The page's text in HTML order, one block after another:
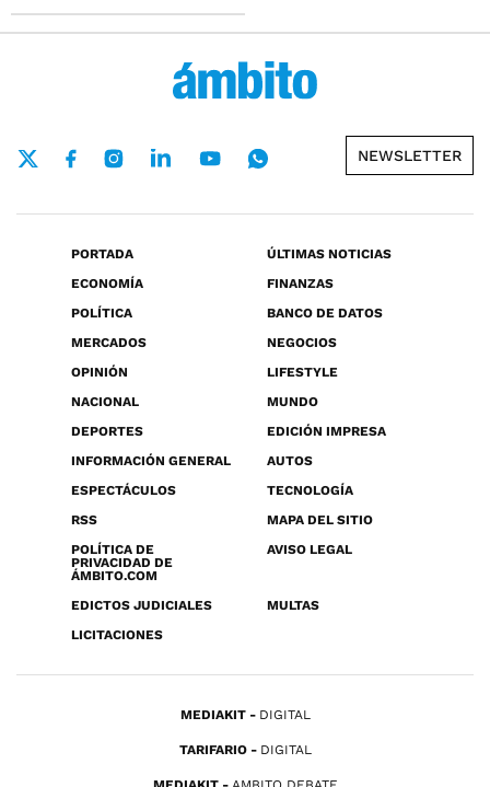
NEWSLETTER
PORTADA
ÚLTIMAS NOTICIAS
ECONOMÍA
FINANZAS
POLÍTICA
BANCO DE DATOS
MERCADOS
NEGOCIOS
OPINIÓN
LIFESTYLE
NACIONAL
MUNDO
DEPORTES
EDICIÓN IMPRESA
INFORMACIÓN GENERAL
AUTOS
ESPECTÁCULOS
TECNOLOGÍA
RSS
MAPA DEL SITIO
POLÍTICA DE
PRIVACIDAD DE
ÁMBITO.COM
AVISO LEGAL
EDICTOS JUDICIALES
MULTAS
LICITACIONES
MEDIAKIT DIGITAL
TARIFARIO DIGITAL